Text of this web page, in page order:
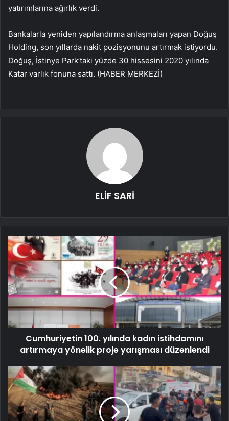
yatırımlarına ağırlık verdi.
Bankalarla yeniden yapılandırma anlaşmaları yapan Doğuş
Holding, son yıllarda nakit pozisyonunu artırmak istiyordu.
Doğuş, İstinye Park’taki yüzde 30 hissesini 2020 yılında
Katar varlık fonuna sattı. (HABER MERKEZİ)
ELİF SARİ
Cumhuriyetin 100. yılında kadın istihdamını
artırmaya yönelik proje yarışması düzenlendi